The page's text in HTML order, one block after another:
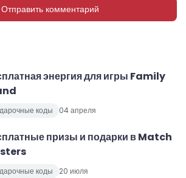
Отправить комментарий
энергия для игры Family
коды 04 апреля
призы и подарки в Match
коды 20 июля